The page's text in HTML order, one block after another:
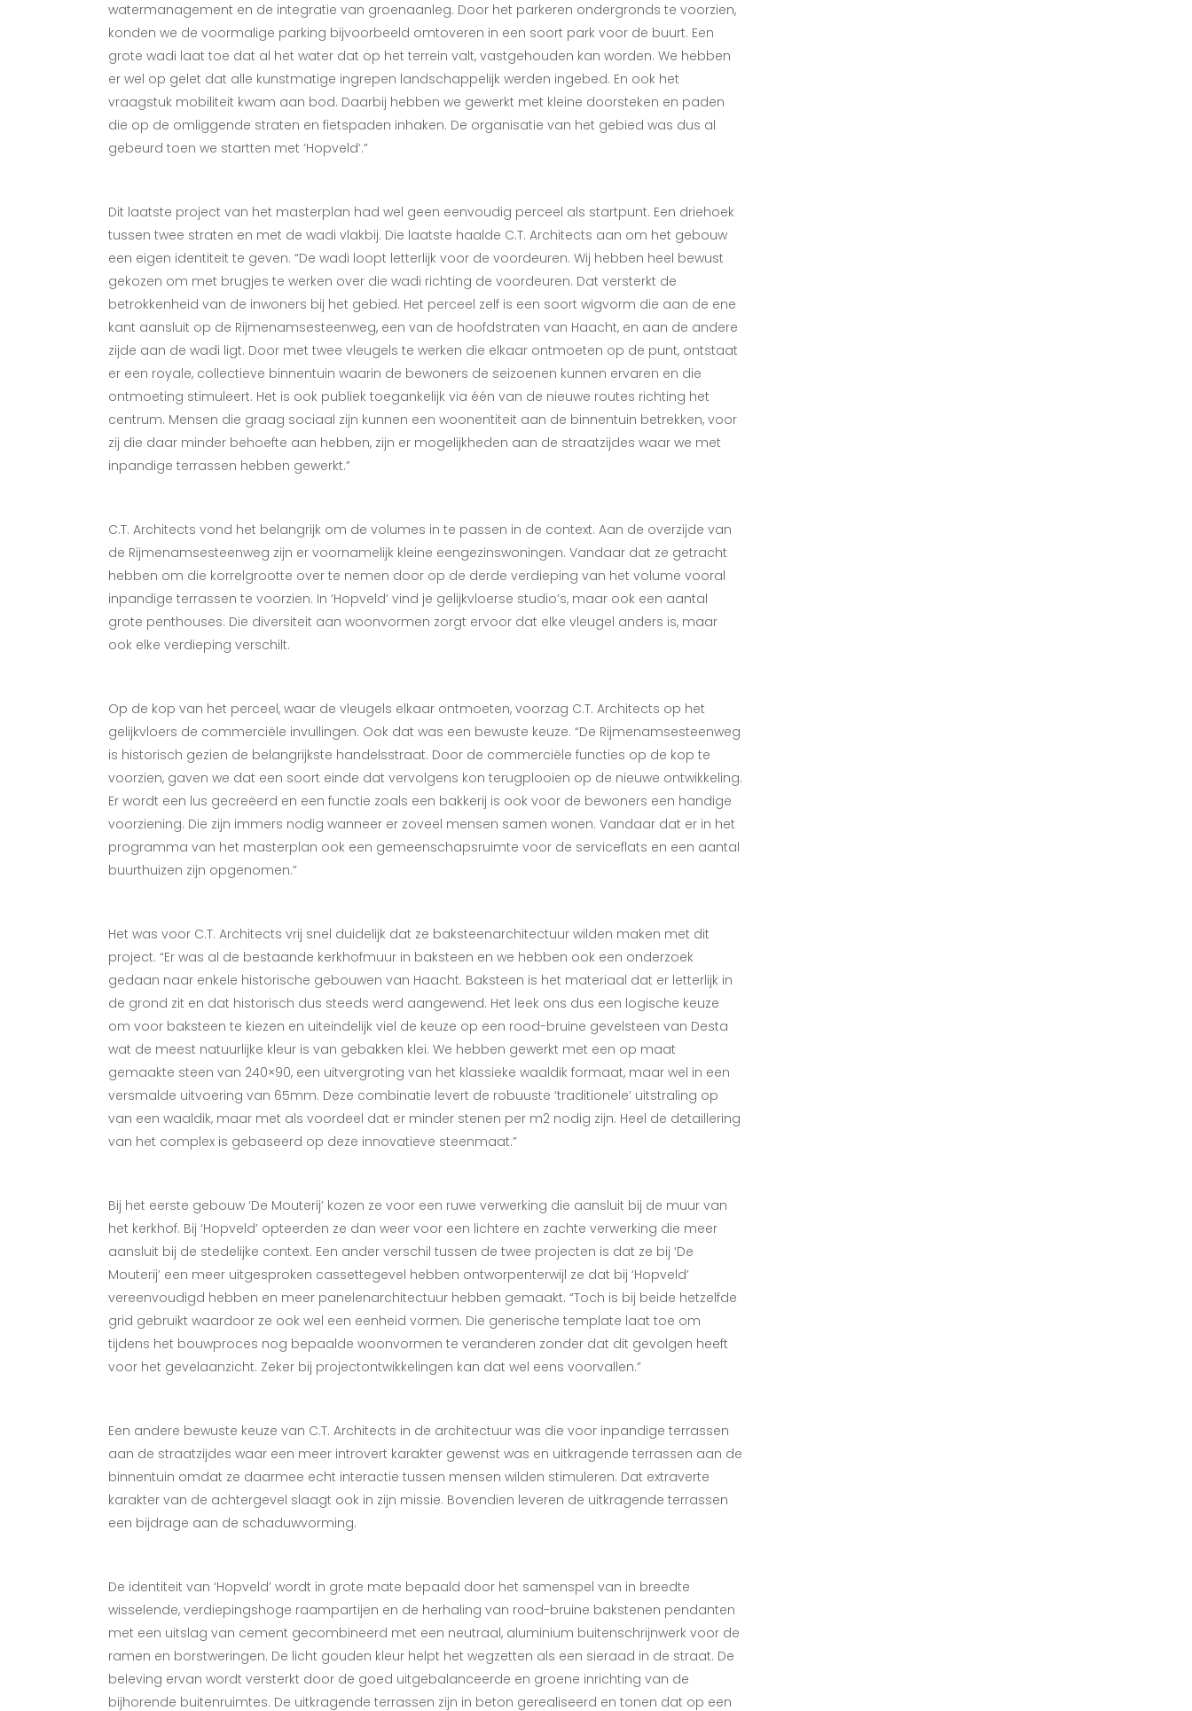
watermanagement en de integratie van groenaanleg. Door het parkeren ondergronds te voorzien,
konden we de voormalige parking bijvoorbeeld omtoveren in een soort park voor de buurt. Een
grote wadi laat toe dat al het water dat op het terrein valt, vastgehouden kan worden. We hebben
er wel op gelet dat alle kunstmatige ingrepen landschappelijk werden ingebed. En ook het
vraagstuk mobiliteit kwam aan bod. Daarbij hebben we gewerkt met kleine doorsteken en paden
die op de omliggende straten en fietspaden inhaken. De organisatie van het gebied was dus al
gebeurd toen we startten met ‘Hopveld’.”
Dit laatste project van het masterplan had wel geen eenvoudig perceel als startpunt. Een driehoek
tussen twee straten en met de wadi vlakbij. Die laatste haalde C.T. Architects aan om het gebouw
een eigen identiteit te geven. “De wadi loopt letterlijk voor de voordeuren. Wij hebben heel bewust
gekozen om met brugjes te werken over die wadi richting de voordeuren. Dat versterkt de
betrokkenheid van de inwoners bij het gebied. Het perceel zelf is een soort wigvorm die aan de ene
kant aansluit op de Rijmenamsesteenweg, een van de hoofdstraten van Haacht, en aan de andere
zijde aan de wadi ligt. Door met twee vleugels te werken die elkaar ontmoeten op de punt, ontstaat
er een royale, collectieve binnentuin waarin de bewoners de seizoenen kunnen ervaren en die
ontmoeting stimuleert. Het is ook publiek toegankelijk via één van de nieuwe routes richting het
centrum. Mensen die graag sociaal zijn kunnen een woonentiteit aan de binnentuin betrekken, voor
zij die daar minder behoefte aan hebben, zijn er mogelijkheden aan de straatzijdes waar we met
inpandige terrassen hebben gewerkt.”
C.T. Architects vond het belangrijk om de volumes in te passen in de context. Aan de overzijde van
de Rijmenamsesteenweg zijn er voornamelijk kleine eengezinswoningen. Vandaar dat ze getracht
hebben om die korrelgrootte over te nemen door op de derde verdieping van het volume vooral
inpandige terrassen te voorzien. In ‘Hopveld’ vind je gelijkvloerse studio’s, maar ook een aantal
grote penthouses. Die diversiteit aan woonvormen zorgt ervoor dat elke vleugel anders is, maar
ook elke verdieping verschilt.
Op de kop van het perceel, waar de vleugels elkaar ontmoeten, voorzag C.T. Architects op het
gelijkvloers de commerciële invullingen. Ook dat was een bewuste keuze. “De Rijmenamsesteenweg
is historisch gezien de belangrijkste handelsstraat. Door de commerciële functies op de kop te
voorzien, gaven we dat een soort einde dat vervolgens kon terugplooien op de nieuwe ontwikkeling.
Er wordt een lus gecreëerd en een functie zoals een bakkerij is ook voor de bewoners een handige
voorziening. Die zijn immers nodig wanneer er zoveel mensen samen wonen. Vandaar dat er in het
programma van het masterplan ook een gemeenschapsruimte voor de serviceflats en een aantal
buurthuizen zijn opgenomen.”
Het was voor C.T. Architects vrij snel duidelijk dat ze baksteenarchitectuur wilden maken met dit
project. “Er was al de bestaande kerkhofmuur in baksteen en we hebben ook een onderzoek
gedaan naar enkele historische gebouwen van Haacht. Baksteen is het materiaal dat er letterlijk in
de grond zit en dat historisch dus steeds werd aangewend. Het leek ons dus een logische keuze
om voor baksteen te kiezen en uiteindelijk viel de keuze op een rood-bruine gevelsteen van Desta
wat de meest natuurlijke kleur is van gebakken klei. We hebben gewerkt met een op maat
gemaakte steen van 240×90, een uitvergroting van het klassieke waaldik formaat, maar wel in een
versmalde uitvoering van 65mm. Deze combinatie levert de robuuste ‘traditionele’ uitstraling op
van een waaldik, maar met als voordeel dat er minder stenen per m2 nodig zijn. Heel de detaillering
van het complex is gebaseerd op deze innovatieve steenmaat.”
Bij het eerste gebouw ‘De Mouterij’ kozen ze voor een ruwe verwerking die aansluit bij de muur van
het kerkhof. Bij ‘Hopveld’ opteerden ze dan weer voor een lichtere en zachte verwerking die meer
aansluit bij de stedelijke context. Een ander verschil tussen de twee projecten is dat ze bij ‘De
Mouterij’ een meer uitgesproken cassettegevel hebben ontworpenterwijl ze dat bij ‘Hopveld’
vereenvoudigd hebben en meer panelenarchitectuur hebben gemaakt. “Toch is bij beide hetzelfde
grid gebruikt waardoor ze ook wel een eenheid vormen. Die generische template laat toe om
tijdens het bouwproces nog bepaalde woonvormen te veranderen zonder dat dit gevolgen heeft
voor het gevelaanzicht. Zeker bij projectontwikkelingen kan dat wel eens voorvallen.”
Een andere bewuste keuze van C.T. Architects in de architectuur was die voor inpandige terrassen
aan de straatzijdes waar een meer introvert karakter gewenst was en uitkragende terrassen aan de
binnentuin omdat ze daarmee echt interactie tussen mensen wilden stimuleren. Dat extraverte
karakter van de achtergevel slaagt ook in zijn missie. Bovendien leveren de uitkragende terrassen
een bijdrage aan de schaduwvorming.
De identiteit van ‘Hopveld’ wordt in grote mate bepaald door het samenspel van in breedte
wisselende, verdiepingshoge raampartijen en de herhaling van rood-bruine bakstenen pendanten
met een uitslag van cement gecombineerd met een neutraal, aluminium buitenschrijnwerk voor de
ramen en borstweringen. De licht gouden kleur helpt het wegzetten als een sieraad in de straat. De
beleving ervan wordt versterkt door de goed uitgebalanceerde en groene inrichting van de
bijhorende buitenruimtes. De uitkragende terrassen zijn in beton gerealiseerd en tonen dat op een